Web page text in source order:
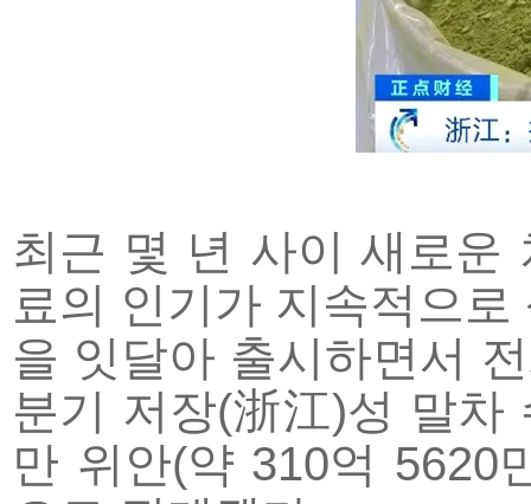
최근 몇 년 사이 새로운
료의 인기가 지속적으
을 잇달아 출시하면서
분기 저장(浙江)성 말차
만 위안(약 310억 5620